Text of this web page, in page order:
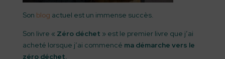
Son blog actuel est un immense succès.
Son livre « Zéro déchet » est le premier livre que j’ai
acheté lorsque j’ai commencé ma démarche vers le
zéro déchet.